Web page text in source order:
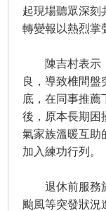
起現場聽眾深刻
轉變報以熱烈掌
陳吉村表示，
良，導致椎間盤
底，在同事推薦
後，原本長期困
氣家族溫暖互助
加入練功行列。
退休前服務於
颱風等突發狀況